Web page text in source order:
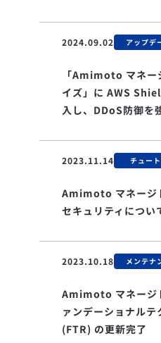
2024.09.02 アップデ
「Amimoto マネー
イズ」に AWS
入し、DDoS防御を
2023.11.14 チュー
Amimoto マネージ
セキュリティについ
2023.10.18 メンテナ
Amimoto マネージ
ァンデーショナルテ
(FTR) の更新完了